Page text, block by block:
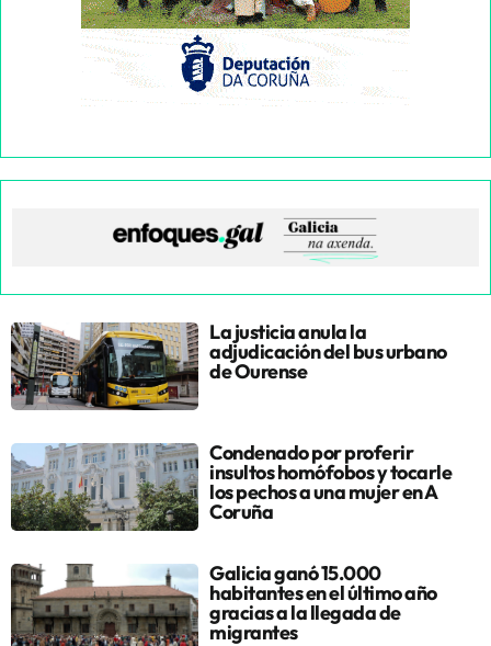
La justicia anula la
adjudicación del bus urbano
de Ourense
Condenado por proferir
insultos homófobos y tocarle
los pechos a una mujer en A
Coruña
Galicia ganó 15.000
habitantes en el último año
gracias a la llegada de
migrantes